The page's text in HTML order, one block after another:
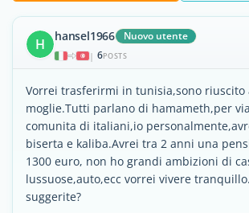
H hansel1966 Nuovo utente
| 6POSTS
Vorrei trasferirmi in tunisia,sono riuscito
moglie.Tutti parlano di hamameth,per
comunita di italiani,io
biserta e kaliba.Avrei tra 2 anni una
1300 euro, non ho grandi ambizioni di
lussuose,auto,ecc vorrei vivere
suggerite?